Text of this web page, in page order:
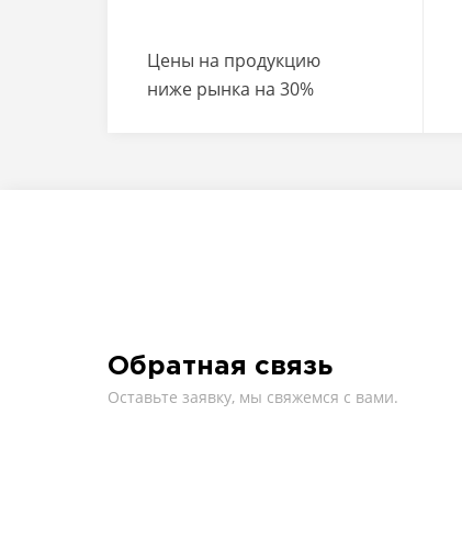
Цены на продукцию
ниже рынка на 30%
Обратная связь
Оставьте заявку, мы свяжемся с вами.